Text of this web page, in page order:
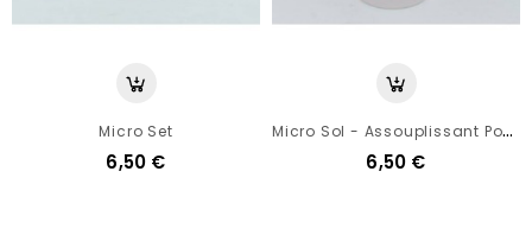
Micro Set
6,50 €
M
Icro Sol - Assouplissant Pour Decals
6,50 €